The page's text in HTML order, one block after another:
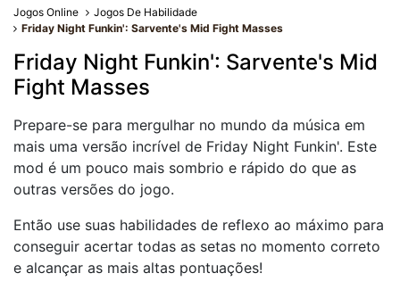
Jogos Online
Jogos De Habilidade
Friday Night Funkin': Sarvente's Mid Fight Masses
Friday Night Funkin': Sarvente's Mid
Fight Masses
Prepare-se para mergulhar no mundo da música em
mais uma versão incrível de Friday Night Funkin'. Este
mod é um pouco mais sombrio e rápido do que as
outras versões do jogo.
Então use suas habilidades de reflexo ao máximo para
conseguir acertar todas as setas no momento correto
e alcançar as mais altas pontuações!